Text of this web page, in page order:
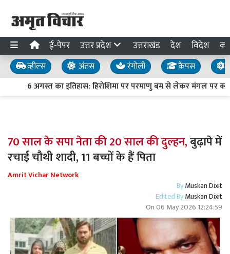
ई-पेपर उत्तर प्रदेश उत्तराखंड देश विदेश
व्हील्स अंतस रंगोली कैंपस
6 अगस्त का इतिहास: हिरोशिमा पर परमाणु बम से लेकर मंगल पर
70 साल के सपा नेता की 20 साल की दुल्हन,बुढ़ापे में
रचाई चौथी शादी, 11 बच्चों के हैं पिता
Amrit Vichar Network
ByMuskan Dixit
Edited ByMuskan Dixit
On06 May 2026 12:24:59